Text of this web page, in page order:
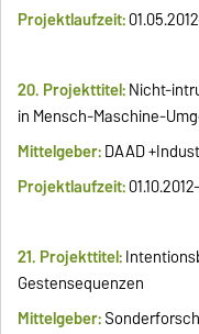
Projektlaufzeit:
20. Projekttitel:Nicht-
in Mensch-Maschine-
Mittelgeber:DAAD
Projektlaufzeit:
21. Projekttitel:
Gestensequenzen
Mittelgeber: